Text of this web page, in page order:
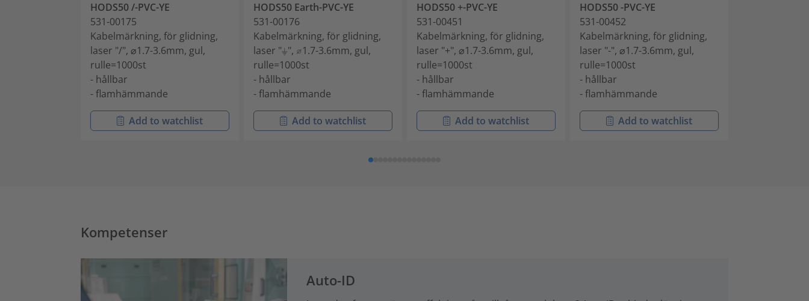
HODS50 /-PVC-YE
531-00175
Kabelmärkning, för glidning,
laser "/", ⌀1.7-3.6mm, gul,
rulle=1000st
- hållbar
- flamhämmande
Add to watchlist
HODS50 Earth-PVC-YE
531-00176
Kabelmärkning, för glidning,
laser "⏚", ⌀1.7-3.6mm, gul,
rulle=1000st
- hållbar
- flamhämmande
Add to watchlist
HODS50 +-PVC-YE
531-00451
Kabelmärkning, för glidning,
laser "+", ⌀1.7-3.6mm, gul,
rulle=1000st
- hållbar
- flamhämmande
Add to watchlist
HODS50 -PVC-YE
531-00452
Kabelmärkning, för glidning,
laser "-", ⌀1.7-3.6mm, gul,
rulle=1000st
- hållbar
- flamhämmande
Add to watchlist
Kompetenser
Auto-ID